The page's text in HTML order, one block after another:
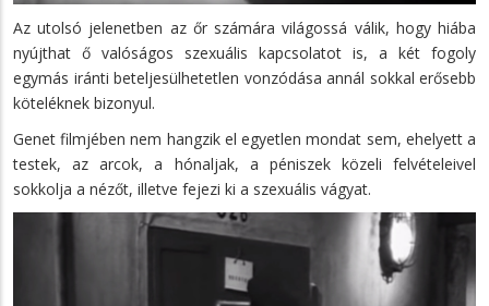
Az utolsó jelenetben az őr számára világossá válik, hogy hiába
nyújthat ő valóságos szexuális kapcsolatot is, a két fogoly
egymás iránti beteljesülhetetlen vonzódása annál sokkal erősebb
köteléknek bizonyul.
Genet filmjében nem hangzik el egyetlen mondat sem, ehelyett a
testek, az arcok, a hónaljak, a péniszek közeli felvételeivel
sokkolja a nézőt, illetve fejezi ki a szexuális vágyat.